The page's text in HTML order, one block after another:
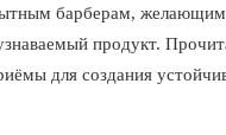
барберам, желающим
продукт.
для создания